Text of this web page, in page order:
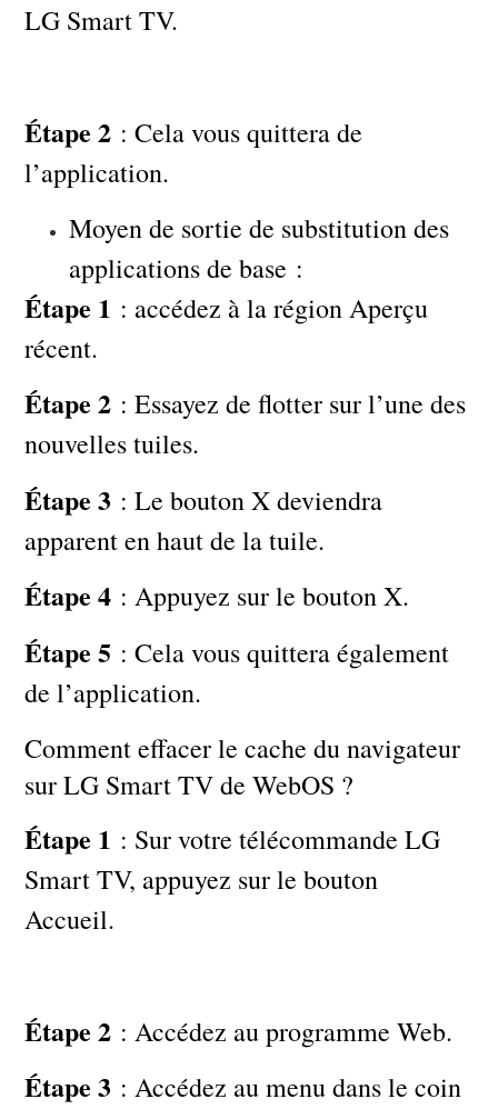
LG Smart TV.
Étape 2 : Cela vous quittera de
l’application.
Moyen de sortie de substitution des
applications de base :
Étape 1 : accédez à la région Aperçu
récent.
Étape 2 : Essayez de flotter sur l’une des
nouvelles tuiles.
Étape 3 : Le bouton X deviendra
apparent en haut de la tuile.
Étape 4 : Appuyez sur le bouton X.
Étape 5 : Cela vous quittera également
de l’application.
Comment effacer le cache du navigateur
sur LG Smart TV de WebOS ?
Étape 1 : Sur votre télécommande LG
Smart TV, appuyez sur le bouton
Accueil.
Étape 2 : Accédez au programme Web.
Étape 3 : Accédez au menu dans le coin